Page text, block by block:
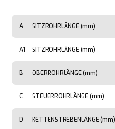
A SITZROHRLÄNGE (mm)
A1 SITZROHRLÄNGE (mm)
B OBERROHRLÄNGE (mm)
C STEUERROHRLÄNGE (mm)
D KETTENSTREBENLÄNGE (mm)